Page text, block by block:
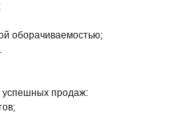
оборачиваемостью;
успешных продаж: